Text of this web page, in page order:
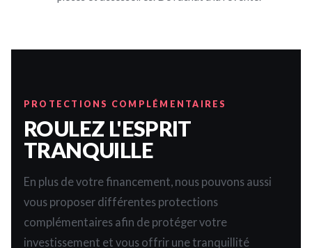
PROTECTIONS COMPLÉMENTAIRES
ROULEZ L'ESPRIT
TRANQUILLE
En plus de votre financement, nous pouvons aussi
vous proposer différentes protections
complémentaires afin de protéger votre
investissement et vous offrir une tranquillité